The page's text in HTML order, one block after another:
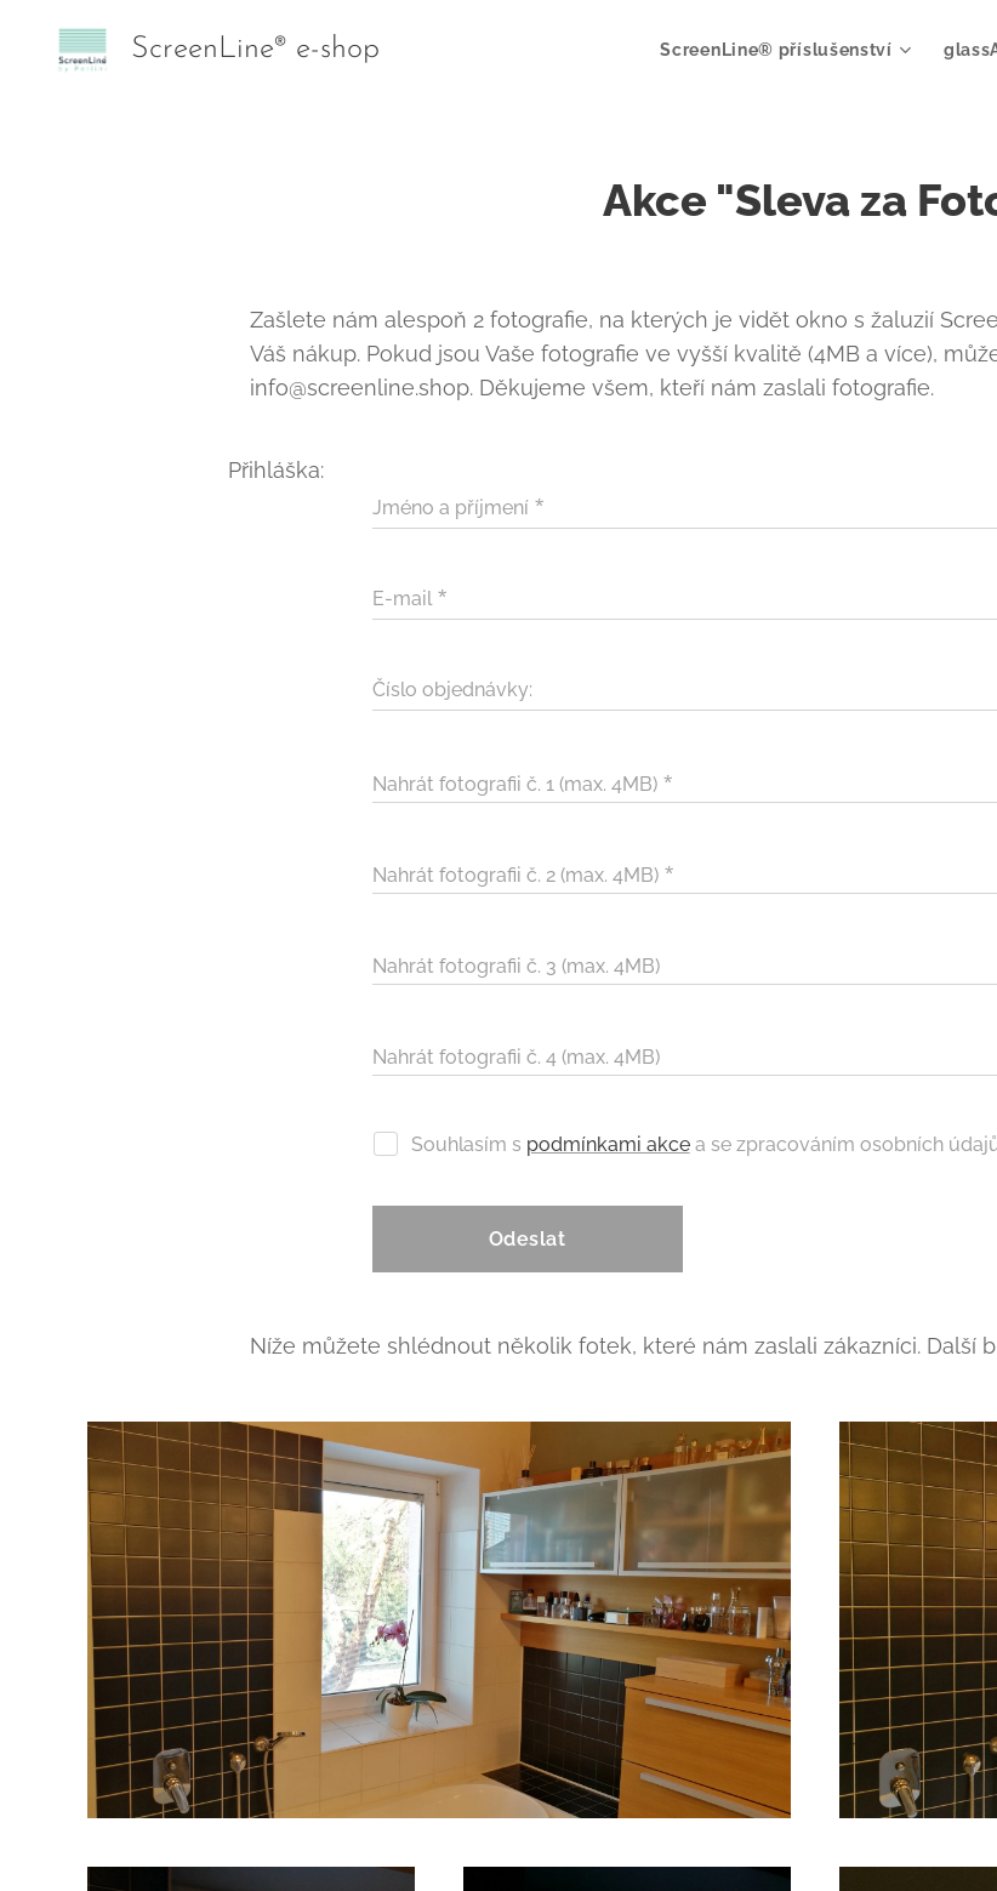
ScreenLine® e-shop ScreenLine® příslušenství
Akce "Sleva za
Zašlete nám alespoň 2 fotografie, na kterých je vidět okno s žaluzií
Váš nákup. Pokud jsou Vaše fotografie ve vyšší kvalitě (4MB a více),
info@screenline.shop. Děkujeme všem, kteří nám zaslali fotografie.
Přihláška:
Jméno a příjmení
E-mail
Číslo objednávky:
Nahrát fotografii č. 1 (max. 4MB)
Nahrát fotografii č. 2 (max. 4MB)
Nahrát fotografii č. 3 (max. 4MB)
Nahrát fotografii č. 4 (max. 4MB)
Souhlasím s podmínkami akcea se zpracováním osobních
Odeslat
Níže můžete shlédnout několik fotek, které nám zaslali zákazníci. Další